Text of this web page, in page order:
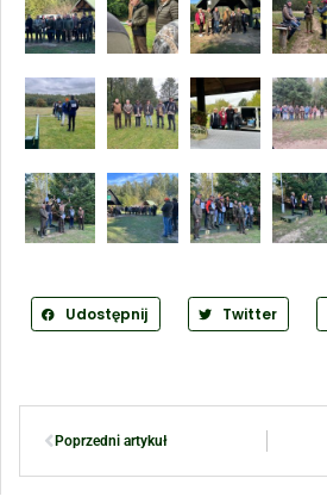
Udostępnij Twitter
Poprzedni artykuł